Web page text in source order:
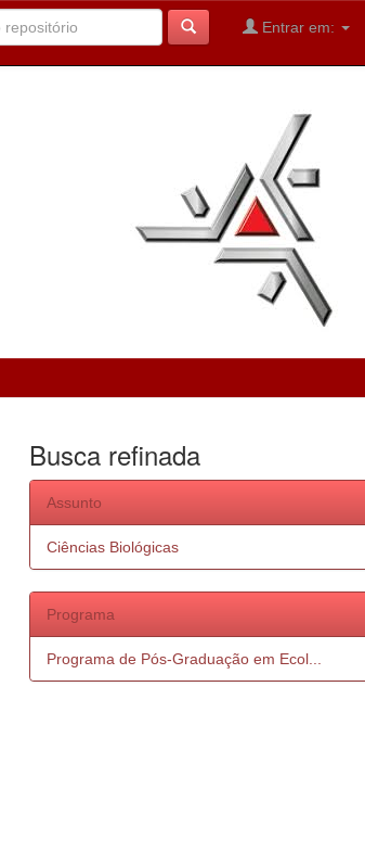
Entrar em:
Busca refinada
Assunto
Ciências Biológicas
Programa
Programa de Pós-Graduação em Ecol...